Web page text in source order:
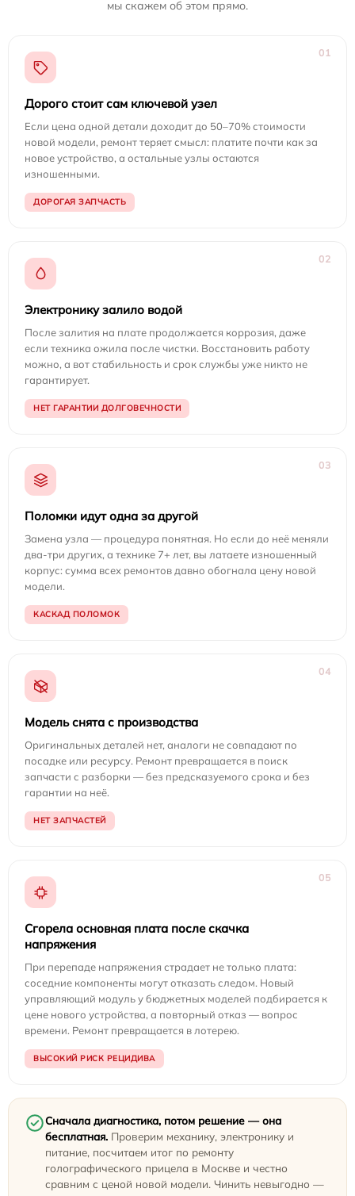
мы скажем об этом прямо.
01
Дорого стоит сам ключевой узел
Если цена одной детали доходит до 50–70% стоимости
новой модели, ремонт теряет смысл: платите почти как за
новое устройство, а остальные узлы остаются
изношенными.
ДОРОГАЯ ЗАПЧАСТЬ
02
Электронику залило водой
После залития на плате продолжается коррозия, даже
если техника ожила после чистки. Восстановить работу
можно, а вот стабильность и срок службы уже никто не
гарантирует.
НЕТ ГАРАНТИИ ДОЛГОВЕЧНОСТИ
03
Поломки идут одна за другой
Замена узла — процедура понятная. Но если до неё меняли
два-три других, а технике 7+ лет, вы латаете изношенный
корпус: сумма всех ремонтов давно обогнала цену новой
модели.
КАСКАД ПОЛОМОК
04
Модель снята с производства
Оригинальных деталей нет, аналоги не совпадают по
посадке или ресурсу. Ремонт превращается в поиск
запчасти с разборки — без предсказуемого срока и без
гарантии на неё.
НЕТ ЗАПЧАСТЕЙ
05
Сгорела основная плата после скачка
напряжения
При перепаде напряжения страдает не только плата:
соседние компоненты могут отказать следом. Новый
управляющий модуль у бюджетных моделей подбирается к
цене нового устройства, а повторный отказ — вопрос
времени. Ремонт превращается в лотерею.
ВЫСОКИЙ РИСК РЕЦИДИВА
Сначала диагностика, потом решение — она
бесплатная. Проверим механику, электронику и
питание, посчитаем итог по ремонту
голографического прицела в Москве и честно
сравним с ценой новой модели. Чинить невыгодно —